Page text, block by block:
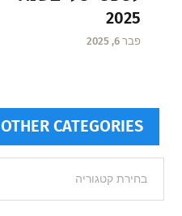
2025
פבר 6, 2025
OTHER CATEGORIES
categories